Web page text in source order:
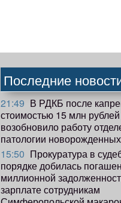
Последние
21:49 В РДКБ после
стоимостью 15 млн рублей
возобновило работу
патологии новорожденных
15:50 Прокуратура в
порядке добилась
миллионной
зарплате сотрудникам